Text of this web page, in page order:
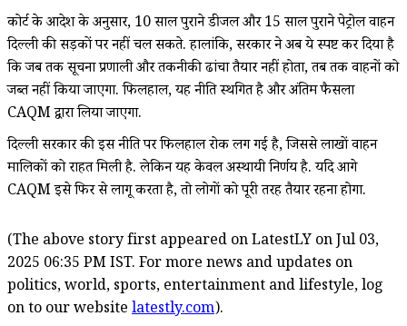
कोर्ट के आदेश के अनुसार, 10 साल पुराने डीजल और 15 साल पुराने पेट्रोल वाहन
दिल्ली की सड़कों पर नहीं चल सकते. हालांकि, सरकार ने अब ये स्पष्ट कर दिया है
कि जब तक सूचना प्रणाली और तकनीकी ढांचा तैयार नहीं होता, तब तक वाहनों को
जब्त नहीं किया जाएगा. फिलहाल, यह नीति स्थगित है और अंतिम फैसला
CAQM द्वारा लिया जाएगा.
दिल्ली सरकार की इस नीति पर फिलहाल रोक लग गई है, जिससे लाखों वाहन
मालिकों को राहत मिली है. लेकिन यह केवल अस्थायी निर्णय है. यदि आगे
CAQM इसे फिर से लागू करता है, तो लोगों को पूरी तरह तैयार रहना होगा.
(The above story first appeared on LatestLY on Jul 03,
2025 06:35 PM IST. For more news and updates on
politics, world, sports, entertainment and lifestyle, log
on to our website latestly.com).